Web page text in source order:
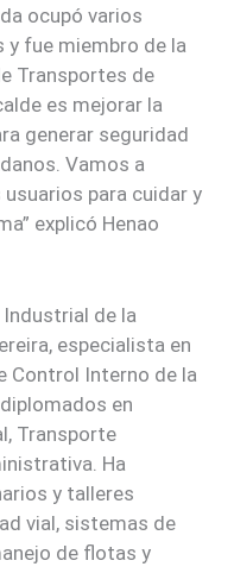
ocupó varios
fue miembro de la
Transportes de
es mejorar la
generar seguridad
Vamos a
para cuidar y
explicó Henao
Industrial de la
especialista en
Control Interno de la
en
Transporte
Ha
y talleres
vial, sistemas de
de flotas y